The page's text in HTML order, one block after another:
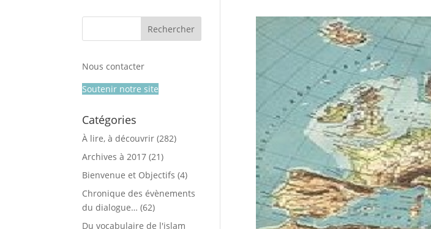
Nous contacter
Soutenir notre site
Catégories
À lire, à découvrir (282)
Archives à 2017 (21)
Bienvenue et Objectifs (4)
Chronique des évènements
du dialogue… (62)
Du vocabulaire de l'islam